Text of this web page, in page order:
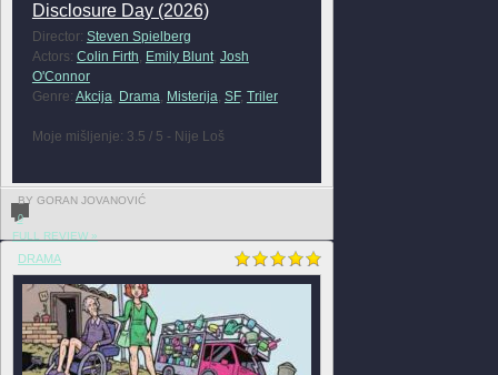
Disclosure Day (2026)
Director: Steven Spielberg
Actors: Colin Firth, Emily Blunt, Josh
O'Connor
Genre: Akcija, Drama, Misterija, SF, Triler
Moje mišljenje: 3.5 / 5 - Nije Loš
BY GORAN JOVANOVIĆ
0
FULL REVIEW »
DRAMA